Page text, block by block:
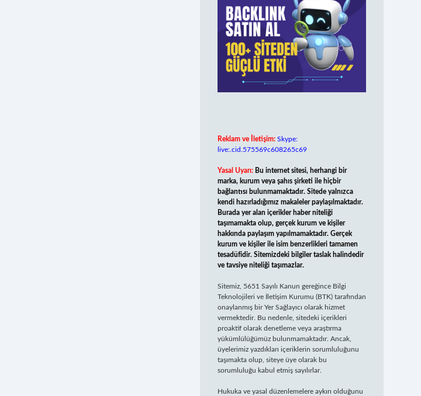
Reklam ve İletişim: Skype:
live:.cid.575569c608265c69
Yasal Uyarı: Bu internet sitesi, herhangi bir
marka, kurum veya şahıs şirketi ile hiçbir
bağlantısı bulunmamaktadır. Sitede yalnızca
kendi hazırladığımız makaleler paylaşılmaktadır.
Burada yer alan içerikler haber niteliği
taşımamakta olup, gerçek kurum ve kişiler
hakkında paylaşım yapılmamaktadır. Gerçek
kurum ve kişiler ile isim benzerlikleri tamamen
tesadüfidir. Sitemizdeki bilgiler taslak halindedir
ve tavsiye niteliği taşımazlar.
Sitemiz, 5651 Sayılı Kanun gereğince Bilgi
Teknolojileri ve İletişim Kurumu (BTK) tarafından
onaylanmış bir Yer Sağlayıcı olarak hizmet
vermektedir. Bu nedenle, sitedeki içerikleri
proaktif olarak denetleme veya araştırma
yükümlülüğümüz bulunmamaktadır. Ancak,
üyelerimiz yazdıkları içeriklerin sorumluluğunu
taşımakta olup, siteye üye olarak bu
sorumluluğu kabul etmiş sayılırlar.
Hukuka ve yasal düzenlemelere aykırı olduğunu